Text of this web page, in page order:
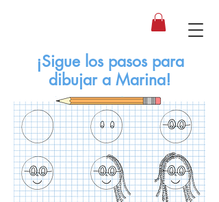
¡Sigue los pasos para
dibujar a Marina!